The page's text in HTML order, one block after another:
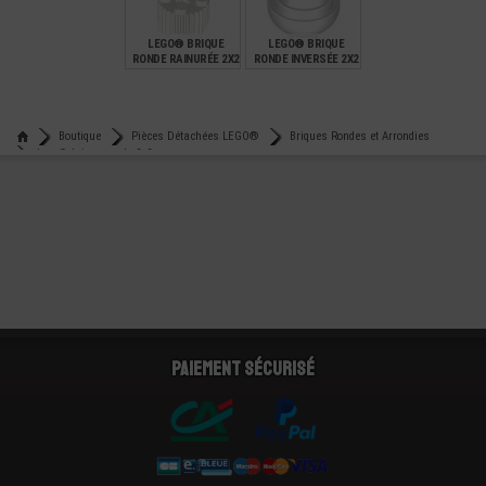
LEGO® BRIQUE
RONDE RAINURÉE 2X2
LEGO® BRIQUE
RONDE INVERSÉE 2X2
Boutique
Pièces Détachées LEGO®
Briques Rondes et Arrondies
Lego® brique ronde 2x2 avec passage pour axe
Paiement sécurisé